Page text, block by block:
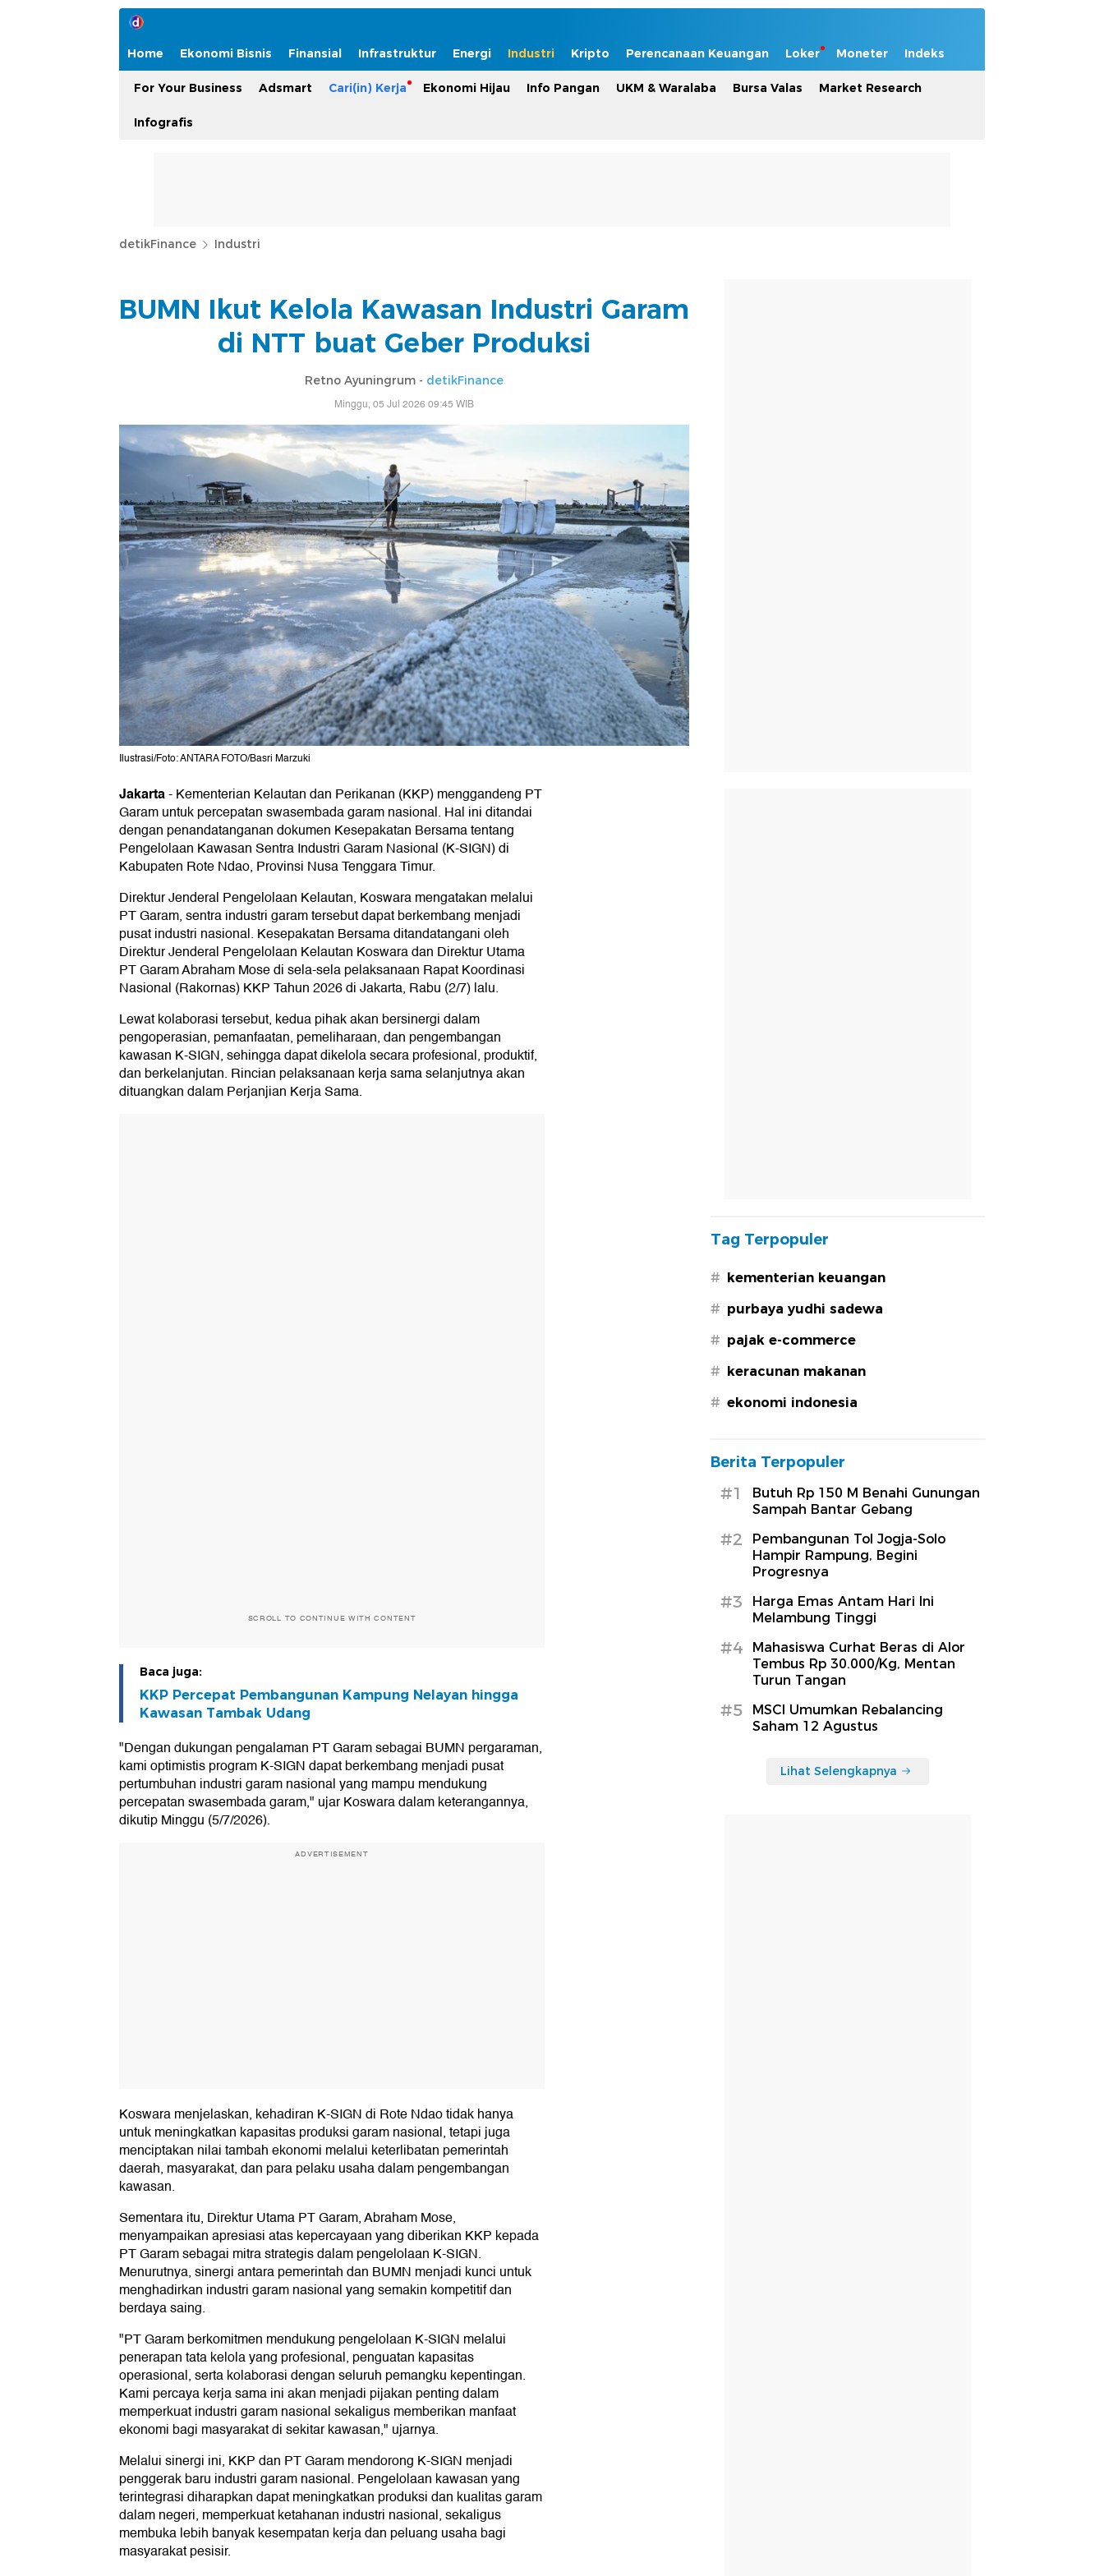
Home Ekonomi Bisnis Finansial Infrastruktur Energi Industri Kripto Perencanaan Keuangan Loker Moneter Indeks
For Your Business Adsmart Cari(in) Kerja Ekonomi Hijau Info Pangan UKM & Waralaba Bursa Valas Market Research
Infografis
detikFinance Industri
BUMN Ikut Kelola Kawasan Industri Garam
di NTT buat Geber Produksi
Retno Ayuningrum - detikFinance
Minggu, 05 Jul 2026 09:45 WIB
Ilustrasi/Foto: ANTARA FOTO/Basri Marzuki
Jakarta-Kementerian Kelautan dan Perikanan (KKP) menggandeng PT
Garam untuk percepatan swasembada garam nasional. Hal ini ditandai
dengan penandatanganan dokumen Kesepakatan Bersama tentang
Pengelolaan Kawasan Sentra Industri Garam Nasional (K-SIGN) di
Kabupaten Rote Ndao, Provinsi Nusa Tenggara Timur.
Direktur Jenderal Pengelolaan Kelautan, Koswara mengatakan melalui
PT Garam, sentra industri garam tersebut dapat berkembang menjadi
pusat industri nasional. Kesepakatan Bersama ditandatangani oleh
Direktur Jenderal Pengelolaan Kelautan Koswara dan Direktur Utama
PT Garam Abraham Mose di sela-sela pelaksanaan Rapat Koordinasi
Nasional (Rakornas) KKP Tahun 2026 di Jakarta, Rabu (2/7) lalu.
Lewat kolaborasi tersebut, kedua pihak akan bersinergi dalam
pengoperasian, pemanfaatan, pemeliharaan, dan pengembangan
kawasan K-SIGN, sehingga dapat dikelola secara profesional, produktif,
dan berkelanjutan. Rincian pelaksanaan kerja sama selanjutnya akan
dituangkan dalam Perjanjian Kerja Sama.
SCROLL TO CONTINUE WITH CONTENT
Baca juga:
KKP Percepat Pembangunan Kampung Nelayan hingga
Kawasan Tambak Udang
"Dengan dukungan pengalaman PT Garam sebagai BUMN pergaraman,
kami optimistis program K-SIGN dapat berkembang menjadi pusat
pertumbuhan industri garam nasional yang mampu mendukung
percepatan swasembada garam," ujar Koswara dalam keterangannya,
dikutip Minggu (5/7/2026).
ADVERTISEMENT
Koswara menjelaskan, kehadiran K-SIGN di Rote Ndao tidak hanya
untuk meningkatkan kapasitas produksi garam nasional, tetapi juga
menciptakan nilai tambah ekonomi melalui keterlibatan pemerintah
daerah, masyarakat, dan para pelaku usaha dalam pengembangan
kawasan.
Sementara itu, Direktur Utama PT Garam, Abraham Mose,
menyampaikan apresiasi atas kepercayaan yang diberikan KKP kepada
PT Garam sebagai mitra strategis dalam pengelolaan K-SIGN.
Menurutnya, sinergi antara pemerintah dan BUMN menjadi kunci untuk
menghadirkan industri garam nasional yang semakin kompetitif dan
berdaya saing.
"PT Garam berkomitmen mendukung pengelolaan K-SIGN melalui
penerapan tata kelola yang profesional, penguatan kapasitas
operasional, serta kolaborasi dengan seluruh pemangku kepentingan.
Kami percaya kerja sama ini akan menjadi pijakan penting dalam
memperkuat industri garam nasional sekaligus memberikan manfaat
ekonomi bagi masyarakat di sekitar kawasan," ujarnya.
Melalui sinergi ini, KKP dan PT Garam mendorong K-SIGN menjadi
penggerak baru industri garam nasional. Pengelolaan kawasan yang
terintegrasi diharapkan dapat meningkatkan produksi dan kualitas garam
dalam negeri, memperkuat ketahanan industri nasional, sekaligus
membuka lebih banyak kesempatan kerja dan peluang usaha bagi
masyarakat pesisir.
Tag Terpopuler
# kementerian keuangan
# purbaya yudhi sadewa
# pajak e-commerce
# keracunan makanan
# ekonomi indonesia
Berita Terpopuler
#1
Butuh Rp 150 M Benahi Gunungan
Sampah Bantar Gebang
#2
Pembangunan Tol Jogja-Solo
Hampir Rampung, Begini
Progresnya
#3
Harga Emas Antam Hari Ini
Melambung Tinggi
#4
Mahasiswa Curhat Beras di Alor
Tembus Rp 30.000/Kg, Mentan
Turun Tangan
#5
MSCI Umumkan Rebalancing
Saham 12 Agustus
Lihat Selengkapnya